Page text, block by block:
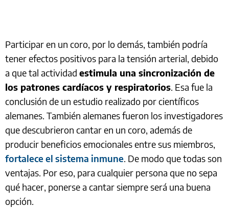
Participar en un coro, por lo demás, también podría
tener efectos positivos para la tensión arterial, debido
a que tal actividad estimula una sincronización de
los patrones cardíacos y respiratorios. Esa fue la
conclusión de un estudio realizado por científicos
alemanes. También alemanes fueron los investigadores
que descubrieron cantar en un coro, además de
producir beneficios emocionales entre sus miembros,
fortalece el sistema inmune. De modo que todas son
ventajas. Por eso, para cualquier persona que no sepa
qué hacer, ponerse a cantar siempre será una buena
opción.